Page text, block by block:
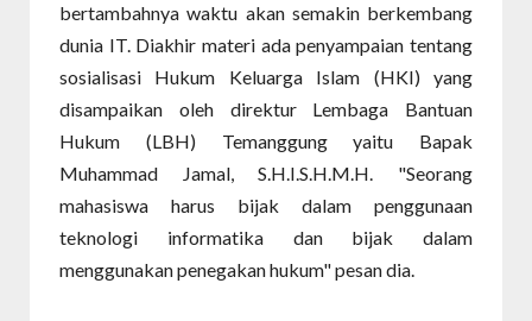
bertambahnya waktu akan semakin berkembang
dunia IT. Diakhir materi ada penyampaian tentang
sosialisasi Hukum Keluarga Islam (HKI) yang
disampaikan oleh direktur Lembaga Bantuan
Hukum (LBH) Temanggung yaitu Bapak
Muhammad Jamal, S.H.I.S.H.M.H. "Seorang
mahasiswa harus bijak dalam penggunaan
teknologi informatika dan bijak dalam
menggunakan penegakan hukum" pesan dia.